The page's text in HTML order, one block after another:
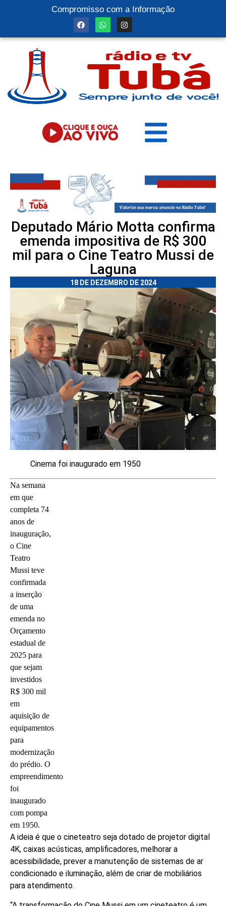
Compromisso com a Informação
Deputado Mário Motta confirma
emenda impositiva de R$ 300
mil para o Cine Teatro Mussi de
Laguna
18 DE DEZEMBRO DE 2024
Cinema foi inaugurado em 1950
Na semana
em que
completa 74
anos de
inauguração,
o Cine
Teatro
Mussi teve
confirmada
a inserção
de uma
emenda no
Orçamento
estadual de
2025 para
que sejam
investidos
R$ 300 mil
em
aquisição de
equipamentos
para
modernização
do prédio. O
empreendimento
foi
inaugurado
com pompa
em 1950.
A ideia é que o cineteatro seja dotado de projetor digital
4K, caixas acústicas, amplificadores, melhorar a
acessibilidade, prever a manutenção de sistemas de ar
condicionado e iluminação, além de criar de mobiliários
para atendimento.